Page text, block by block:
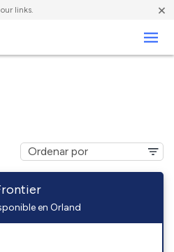
links. ×
en Orland